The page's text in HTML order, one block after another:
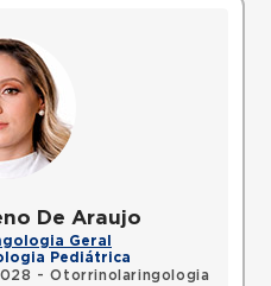
De Araujo
Geral
Pediátrica
- Otorrinolaringologia